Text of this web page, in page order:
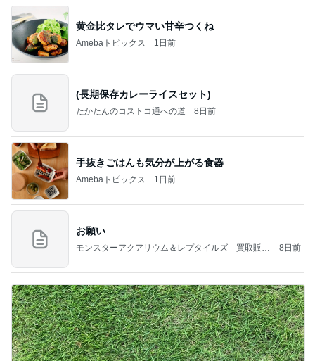
黄金比タレでウマい甘辛つくね
Amebaトピックス 1日前
(長期保存カレーライスセット)
たかたんのコストコ通への道 8日前
手抜きごはんも気分が上がる食器
Amebaトピックス 1日前
お願い
モンスターアクアリウム＆レプタイルズ 買取販売
8日前